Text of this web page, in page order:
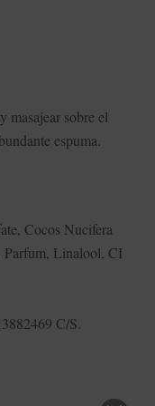
masajear sobre el
espuma.
Cocos Nucifera
Linalool, CI
C/S.